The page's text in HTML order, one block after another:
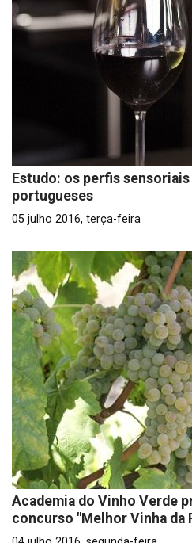
Estudo: os perfis
portugueses
05 julho 2016, terça-feira
Academia do Vinho Verde
concurso "Melhor Vinha da